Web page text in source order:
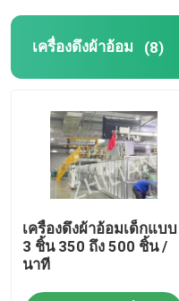
เครื่องดึงผ้าอ้อม (8)
เครื่องดึงผ้าอ้อมเด็กแบบ
3 ชิ้น 350 ถึง 500 ชิ้น /
นาที